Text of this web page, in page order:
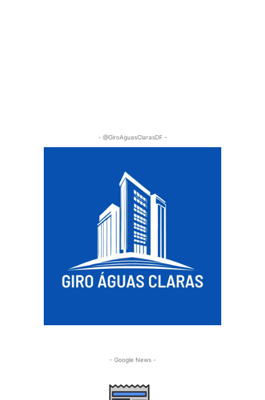
- @GiroAguasClarasDF -
- Google News -